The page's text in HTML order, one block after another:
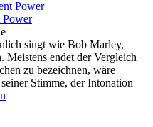
Power
singt wie Bob Marley,
Meistens endet der Vergleich
zu bezeichnen, wäre
Stimme, der Intonation